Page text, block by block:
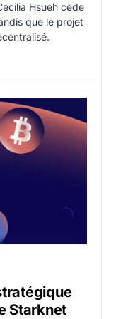
Hsueh cède
que le projet
en BTC et une
Starknet